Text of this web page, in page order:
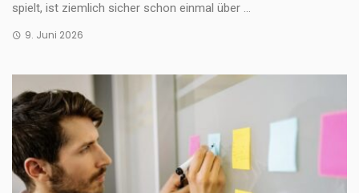
spielt, ist ziemlich sicher schon einmal über ...
9. Juni 2026